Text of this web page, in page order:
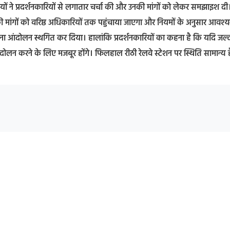
ने प्रदर्शनकारियों से लगातार चर्चा की और उनकी मांगों को लेकर समझाइश दी।
मांगों को वरिष्ठ अधिकारियों तक पहुंचाया जाएगा और नियमों के अनुसार
आंदोलन स्थगित कर दिया। हालांकि प्रदर्शनकारियों का कहना है कि यदि
करने के लिए मजबूर होंगे। फिलहाल रीठी रेलवे स्टेशन पर स्थिति सामान्य